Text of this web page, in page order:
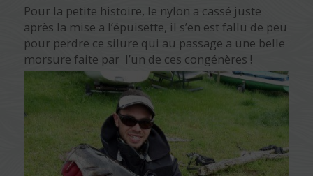
Pour la petite histoire, le nylon a cassé juste
après la mise a l’épuisette, il s’en est fallu de peu
pour perdre ce silure qui au passage a une belle
morsure faite par l’un de ces congénères !